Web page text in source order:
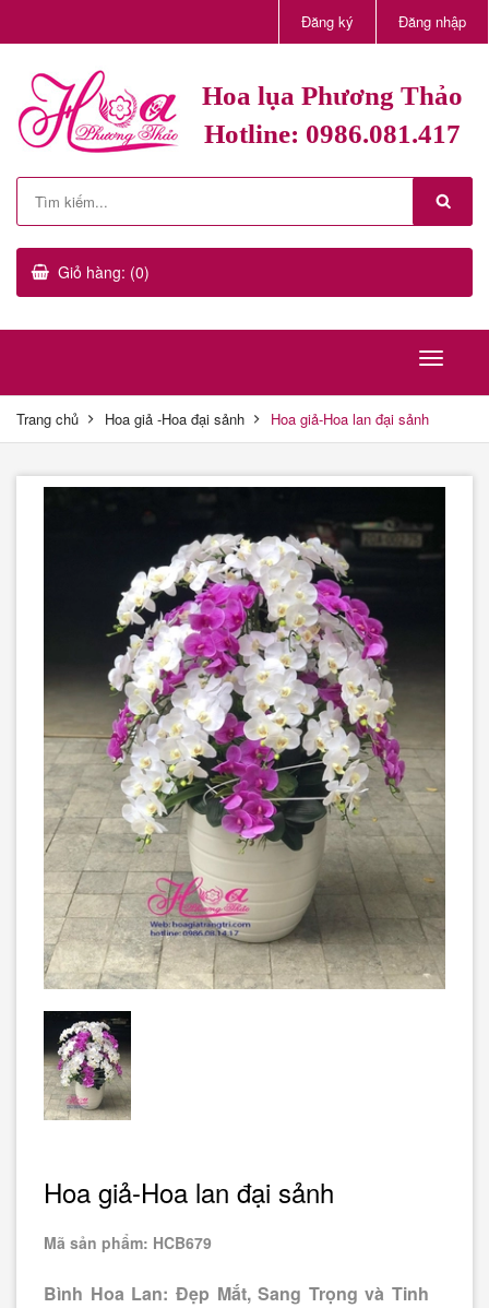
Đăng ký Đăng nhập
Hoa lụa Phương Thảo
Hotline: 0986.081.417
Giỏ hàng: (0)
Trang chủ Hoa giả -Hoa đại sảnh Hoa giả-Hoa lan đại sảnh
Hoa giả-Hoa lan đại sảnh
Mã sản phẩm: HCB679
Bình Hoa Lan: Đẹp Mắt, Sang Trọng và Tinh